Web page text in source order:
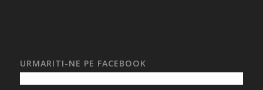
URMARITI-NE PE FACEBOOK